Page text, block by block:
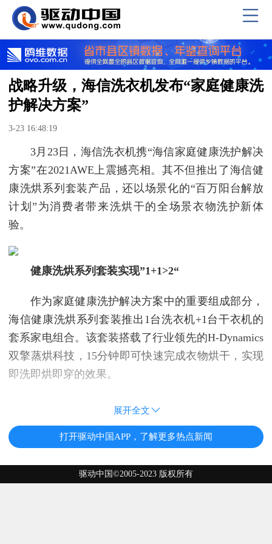
战略升级，海信洗衣机发布“家庭健康洗
护解决方案”
3-23 16:48:19
3月23日，海信洗衣机携“海信家庭健康洗护解决
方案”在2021AWE上震撼亮相。其不但推出了海信健
康洗烘系列套装产品，还以场景化的“百万阳台解放
计划”为消费者带来洗烘干的全场景衣物洗护新体
验。
健康洗烘系列套装实现”1+1>2“
作为家庭健康洗护解决方案中的重要组成部分，
海信健康洗烘系列套装推出1台洗衣机+1台干衣机的
套系家电组合。该套装搭载了行业领先的H-Dynamics
双擎蒸烘科技，15分钟即可快速完成衣物烘干，实现
即洗即烘即穿的效果。
展开全文
打开驱动中国APP，了解更多热点新闻
驱动中国©2005-2023 版权所有